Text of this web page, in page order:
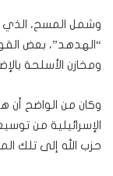
وشمل المسح، الذي
“الهدهد”، بعض
ومخازن الأسلحة
وكان من الواضح أن
الإسرائيلية من
حزب الله إلى تلك